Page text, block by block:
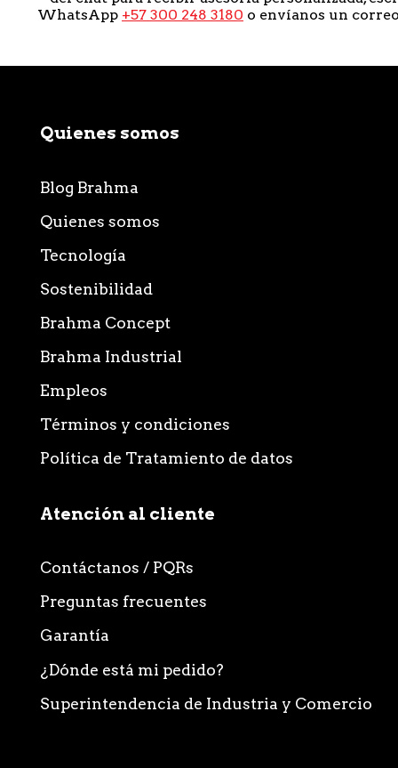
WhatsApp +57 300 248 3180 o envíanos un
Quienes somos
Blog Brahma
Quienes somos
Tecnología
Sostenibilidad
Brahma Concept
Brahma Industrial
Empleos
Términos y condiciones
Política de Tratamiento de datos
Atención al cliente
Contáctanos / PQRs
Preguntas frecuentes
Garantía
¿Dónde está mi pedido?
Superintendencia de Industria y Comercio